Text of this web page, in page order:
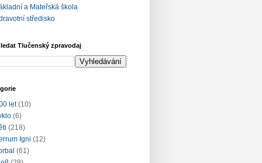
a Mateřská škola
středisko
Tlučenský zpravodaj
let (10)
(6)
(218)
Igni (12)
(61)